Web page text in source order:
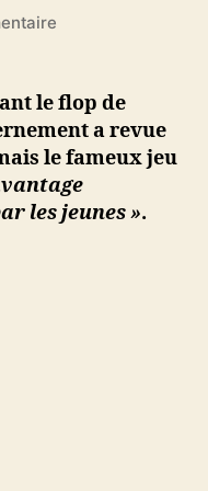
sur
l’appli
StopCovid
soit
davantage
téléchargée,
le
le flop de
a revue
le fameux jeu
les jeunes ».